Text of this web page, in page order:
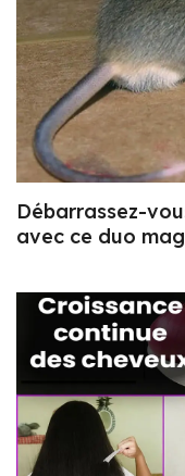
Débarrassez-
avec ce duo